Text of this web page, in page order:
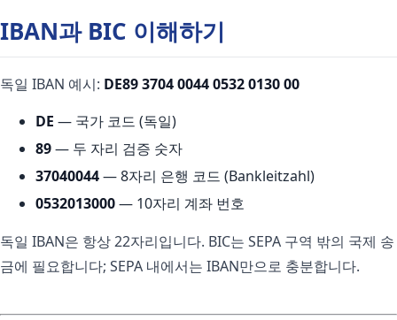
IBAN과 BIC 이해하기
독일 IBAN 예시: DE89 3704 0044 0532 0130 00
DE — 국가 코드 (독일)
89— 두 자리 검증 숫자
37040044— 8자리 은행 코드 (Bankleitzahl)
0532013000— 10자리 계좌 번호
독일 IBAN은 항상 22자리입니다. BIC는 SEPA 구역 밖의 국제 송
금에 필요합니다; SEPA 내에서는 IBAN만으로 충분합니다.